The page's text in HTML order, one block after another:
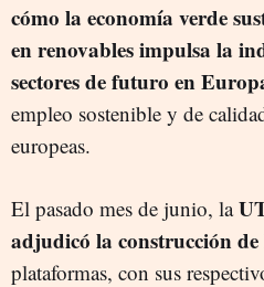
cómo la economía verde
en renovables impulsa la
sectores de futuro en
empleo sostenible y de
europeas.
El pasado mes de junio, la
adjudicó la construcción de
plataformas, con sus